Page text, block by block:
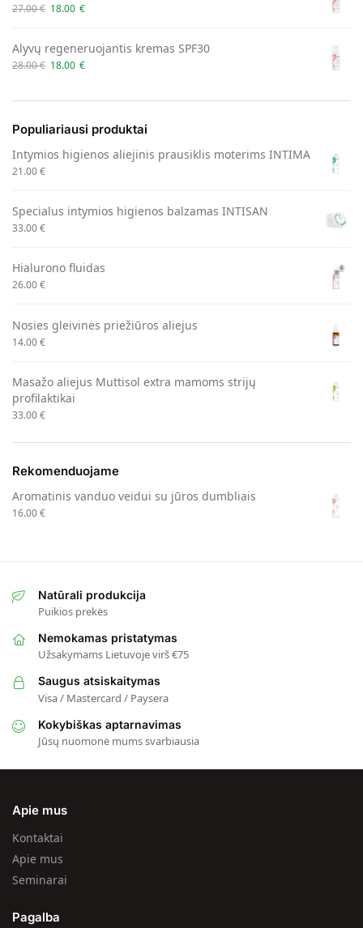
27.00€ 18.00 €
Alyvų regeneruojantis kremas SPF30
28.00€ 18.00 €
Populiariausi produktai
Intymios higienos aliejinis prausiklis moterims INTIMA
21.00€
Specialus intymios higienos balzamas INTISAN
33.00€
Hialurono fluidas
26.00€
Nosies gleivinės priežiūros aliejus
14.00€
Masažo aliejus Muttisol extra mamoms strijų
profilaktikai
33.00€
Rekomenduojame
Aromatinis vanduo veidui su jūros dumbliais
16.00€
Natūrali produkcija
Puikios prekės
Nemokamas pristatymas
Užsakymams Lietuvoje virš €75
Saugus atsiskaitymas
Visa / Mastercard / Paysera
Kokybiškas aptarnavimas
Jūsų nuomonė mums svarbiausia
Apie mus
Kontaktai
Apie mus
Seminarai
Pagalba